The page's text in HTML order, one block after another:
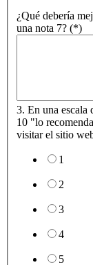
¿Qué debería
una nota 7? (*)
3. En una escala
10 "lo
visitar el sitio
1
2
3
4
5